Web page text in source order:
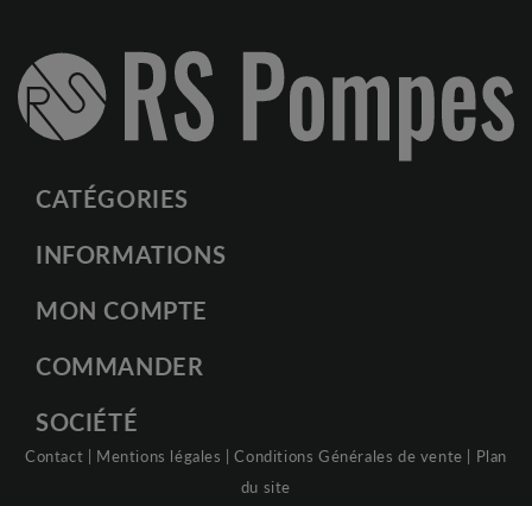
CATÉGORIES
INFORMATIONS
MON COMPTE
COMMANDER
SOCIÉTÉ
Contact | Mentions légales |Conditions Générales de vente | Plan
du site